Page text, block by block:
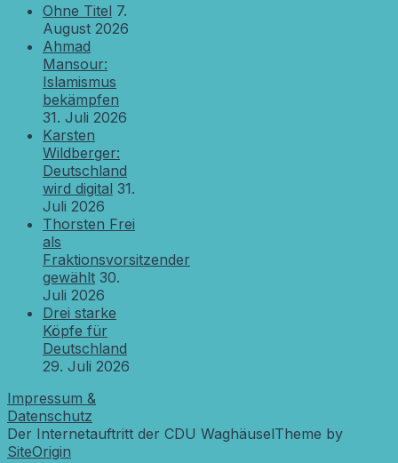
Ohne Titel 7.
August 2026
Ahmad
Mansour:
Islamismus
bekämpfen
31. Juli 2026
Karsten
Wildberger:
Deutschland
wird digital 31.
Juli 2026
Thorsten Frei
als
Fraktionsvorsitzender
gewählt 30.
Juli 2026
Drei starke
Köpfe für
Deutschland
29. Juli 2026
Impressum &
Datenschutz
Der Internetauftritt der CDU WaghäuselTheme by
SiteOrigin